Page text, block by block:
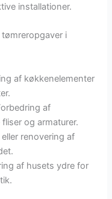
installationer.
i
af køkkenelementer
af
og armaturer.
renovering af
af husets ydre for